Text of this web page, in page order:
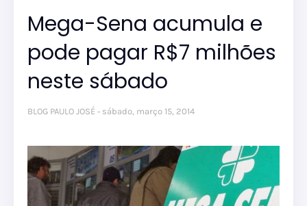
Mega-Sena acumula e
pode pagar R$7 milhões
neste sábado
BLOG PAULO JOSÉ sábado, março 15, 2014